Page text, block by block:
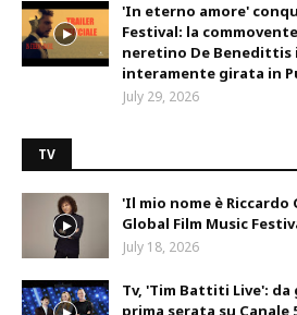
'In eterno amore'
Festival: la
neretino De Benedittis
interamente girata in
July 29, 2026
TV
'Il mio nome è Riccardo
Global Film Music
July 18, 2026
Tv, 'Tim Battiti Live': da
prima serata su Canale